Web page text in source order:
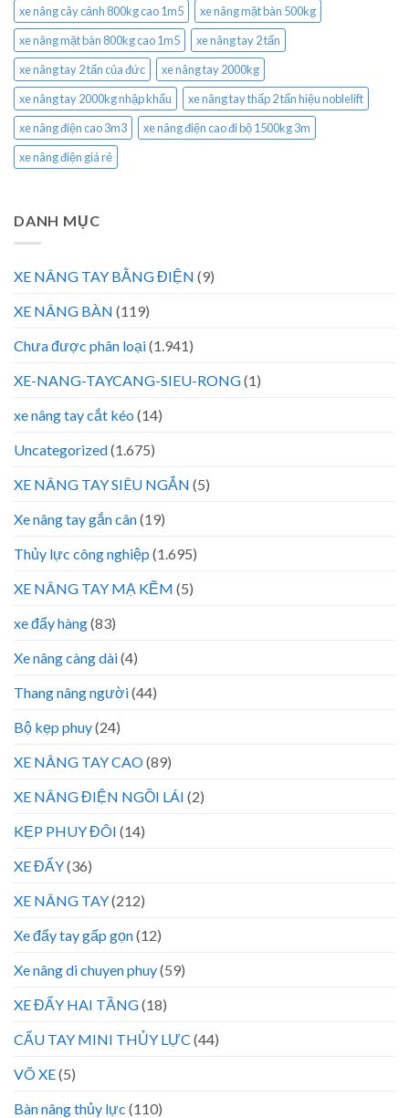
xe nâng cây cảnh 800kg cao 1m5
xe nâng mặt bàn 500kg
xe nâng mặt bàn 800kg cao 1m5
xe nâng tay 2 tấn
xe nâng tay 2 tấn của đức
xe nâng tay 2000kg
xe nâng tay 2000kg nhập khẩu
xe nâng tay thấp 2 tấn hiệu noblelift
xe nâng điện cao 3m3
xe nâng điện cao đi bộ 1500kg 3m
xe nâng điện giá rẻ
DANH MỤC
XE NÂNG TAY BẰNG ĐIỆN (9)
XE NÂNG BÀN (119)
Chưa được phân loại(1.941)
XE-NANG-TAYCANG-SIEU-RONG(1)
xe nâng tay cắt kéo (14)
Uncategorized(1.675)
XE NÂNG TAY SIÊU NGẮN (5)
Xe nâng tay gắn cân(19)
Thủy lực công nghiệp (1.695)
XE NÂNG TAY MẠ KẼM (5)
xe đẩy hàng(83)
Xe nâng càng dài(4)
Thang nâng người(44)
Bộ kẹp phuy(24)
XE NÂNG TAY CAO(89)
XE NÂNG ĐIỆN NGỒI LÁI (2)
KẸP PHUY ĐÔI (14)
XE ĐẨY(36)
XE NÂNG TAY(212)
Xe đẩy tay gấp gọn(12)
Xe nâng di chuyen phuy(59)
XE ĐẨY HAI TẦNG(18)
CẨU TAY MINI THỦY LỰC (44)
VÕ XE(5)
Bàn nâng thủy lực (110)